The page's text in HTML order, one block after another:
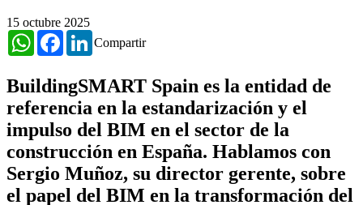
15 octubre 2025
Compartir
WhatsAppFacebookLinkedIn
BuildingSMART Spain es la entidad de
referencia en la estandarización y el
impulso del BIM en el sector de la
construcción en España. Hablamos con
Sergio Muñoz, su director gerente, sobre
el papel del BIM en la transformación del